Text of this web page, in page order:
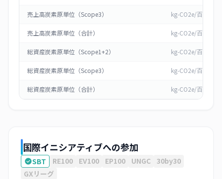
売上高炭素原単位（Scope3） kg-CO2e/百万円
売上高炭素原単位（合計） kg-CO2e/百万円
総資産炭素原単位（Scope1+2） kg-CO2e/百万円
総資産炭素原単位（Scope3） kg-CO2e/百万円
総資産炭素原単位（合計） kg-CO2e/百万円
国際イニシアティブへの参加
SBT RE100 EV100 EP100 UNGC 30by30
GXリーグ